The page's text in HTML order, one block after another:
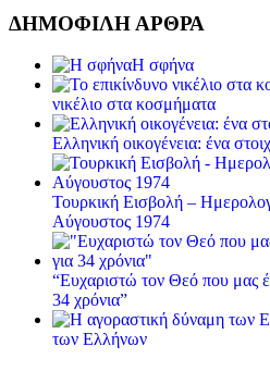
ΔΗΜΟΦΙΛΗ ΑΡΘΡΑ
Η σφήνα
νικέλιο στα κοσμήματα
Ελληνική οικογένεια: ένα
Τουρκική Εισβολή –
Αύγουστος 1974
“Ευχαριστώ τον Θεό που μας
34 χρόνια”
των Ελλήνων